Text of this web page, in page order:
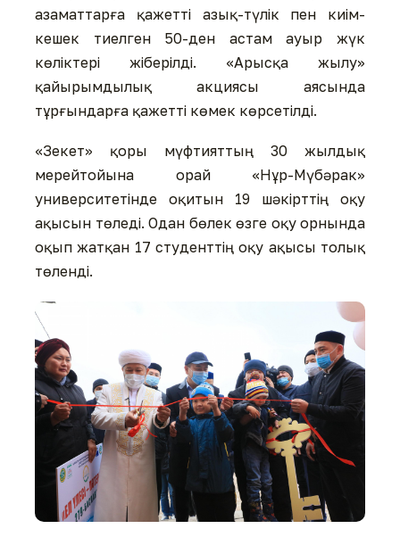
азаматтарға қажетті азық-түлік пен киім-
кешек тиелген 50-ден астам ауыр жүк
көліктері жіберілді. «Арысқа жылу»
қайырымдылық акциясы аясында
тұрғындарға қажетті көмек көрсетілді.
«Зекет» қоры мүфтияттың 30 жылдық
мерейтойына орай «Нұр-Мүбәрак»
университетінде оқитын 19 шәкірттің оқу
ақысын төледі. Одан бөлек өзге оқу орнында
оқып жатқан 17 студенттің оқу ақысы толық
төленді.